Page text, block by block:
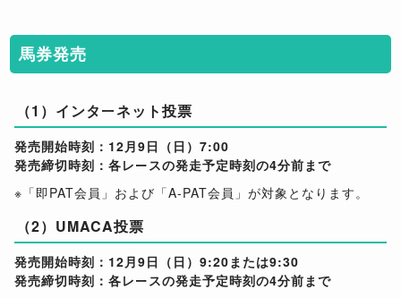
馬券発売
（1）インターネット投票
発売開始時刻：12月9日（日）7:00
発売締切時刻：各レースの発走予定時刻の4分前まで
※「即PAT会員」および「A-PAT会員」が対象となります。
（2）UMACA投票
発売開始時刻：12月9日（日）9:20または9:30
発売締切時刻：各レースの発走予定時刻の4分前まで